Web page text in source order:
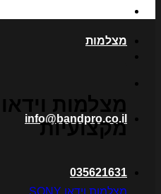
info@bandpro.co.il
035621631
מצלמות
מצלמות וידאו
מקצועיות
מצלמות וידאו SONY